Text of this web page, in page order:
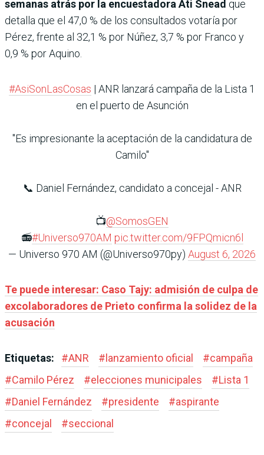
semanas atrás por la encuestadora Ati Snead que
detalla que el 47,0 % de los consultados votaría por
Pérez, frente al 32,1 % por Núñez, 3,7 % por Franco y
0,9 % por Aquino.
#AsiSonLasCosas | ANR lanzará campaña de la Lista 1
en el puerto de Asunción
"Es impresionante la aceptación de la candidatura de
Camilo"
📞 Daniel Fernández, candidato a concejal - ANR
📺@SomosGEN
📻#Universo970AM pic.twitter.com/9FPQmicn6l
— Universo 970 AM (@Universo970py) August 6, 2026
Te puede interesar: Caso Tajy: admisión de culpa de
excolaboradores de Prieto confirma la solidez de la
acusación
Etiquetas: #ANR #lanzamiento oficial #campaña
#Camilo Pérez #elecciones municipales #Lista 1
#Daniel Fernández #presidente #aspirante
#concejal #seccional